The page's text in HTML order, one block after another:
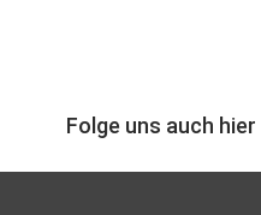
Folge uns auch hier